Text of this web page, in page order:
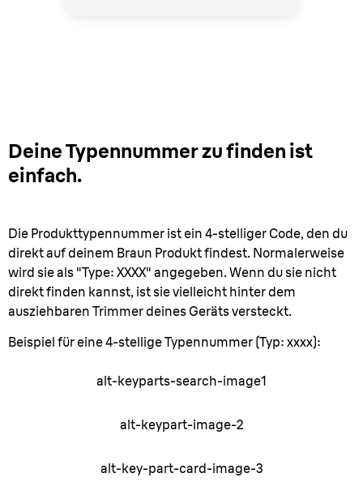
Deine Typennummer zu finden ist
einfach.
Die Produkttypennummer ist ein 4-stelliger Code, den du
direkt auf deinem Braun Produkt findest. Normalerweise
wird sie als "Type: XXXX" angegeben. Wenn du sie nicht
direkt finden kannst, ist sie vielleicht hinter dem
ausziehbaren Trimmer deines Geräts versteckt.
Beispiel für eine 4-stellige Typennummer (Typ: xxxx):
alt-keyparts-search-image1
alt-keypart-image-2
alt-key-part-card-image-3